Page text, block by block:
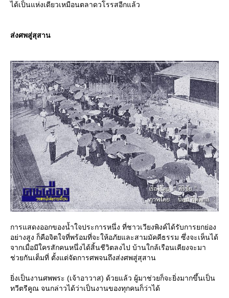
ได้เป็นแห่งเดียวเหมือนตลาดวโรรสอีกแล้ว
ส่งศพสู่สุสาน
การแสดงออกของน้ำใจประการหนึ่ง ที่ชาวเวียงพิงค์ได้รับการยกย่อง
อย่างสูง ก็คือจิตใจที่พร้อมที่จะให้อภัยและสามมัคคีธรรม ซึ่งจะเห็นได้
จากเมื่อมีใครสักคนหนึ่งได้สิ้นชีวิตลงไป บ้านใกล้เรือนเคียงจะมา
ช่วยกันเต็มที่ ตั้งแต่จัดการศพจนถึงส่งศพสู่สุสาน
ิ่งเป็นงานศพพระ (เจ้าอาวาส) ด้วยแล้ว ผู้มาช่วยก็จะยิ่งมากขึ้นเป็น
ทวีตรีคูณ จนกล่าวได้ว่าเป็นงานของทุกคนก็ว่าได้